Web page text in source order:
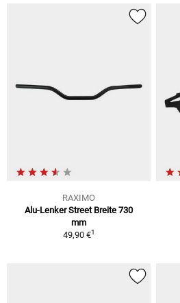
RAXIMO
Alu-Lenker Street Breite 730
mm
49,90 €1